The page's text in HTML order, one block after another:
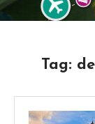
Tag: